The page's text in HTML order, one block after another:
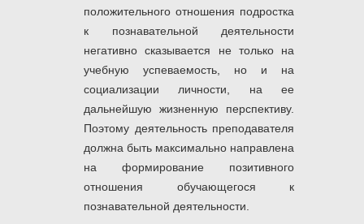
положительного отношения подростка
к познавательной деятельности
негативно сказывается не только на
учебную успеваемость, но и на
социализации личности, на ее
дальнейшую жизненную перспективу.
Поэтому деятельность преподавателя
должна быть максимально направлена
на формирование позитивного
отношения обучающегося к
познавательной деятельности.